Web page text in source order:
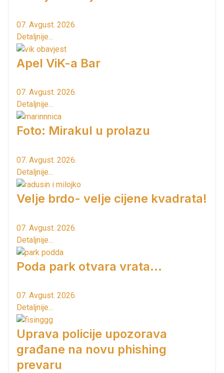
07. Avgust. 2026.
Detaljnije...
Apel ViK-a Bar
07. Avgust. 2026.
Detaljnije...
Foto: Mirakul u prolazu
07. Avgust. 2026.
Detaljnije...
Velje brdo- velje cijene kvadrata!
07. Avgust. 2026.
Detaljnije...
Poda park otvara vrata...
07. Avgust. 2026.
Detaljnije...
Uprava policije upozorava
građane na novu phishing
prevaru